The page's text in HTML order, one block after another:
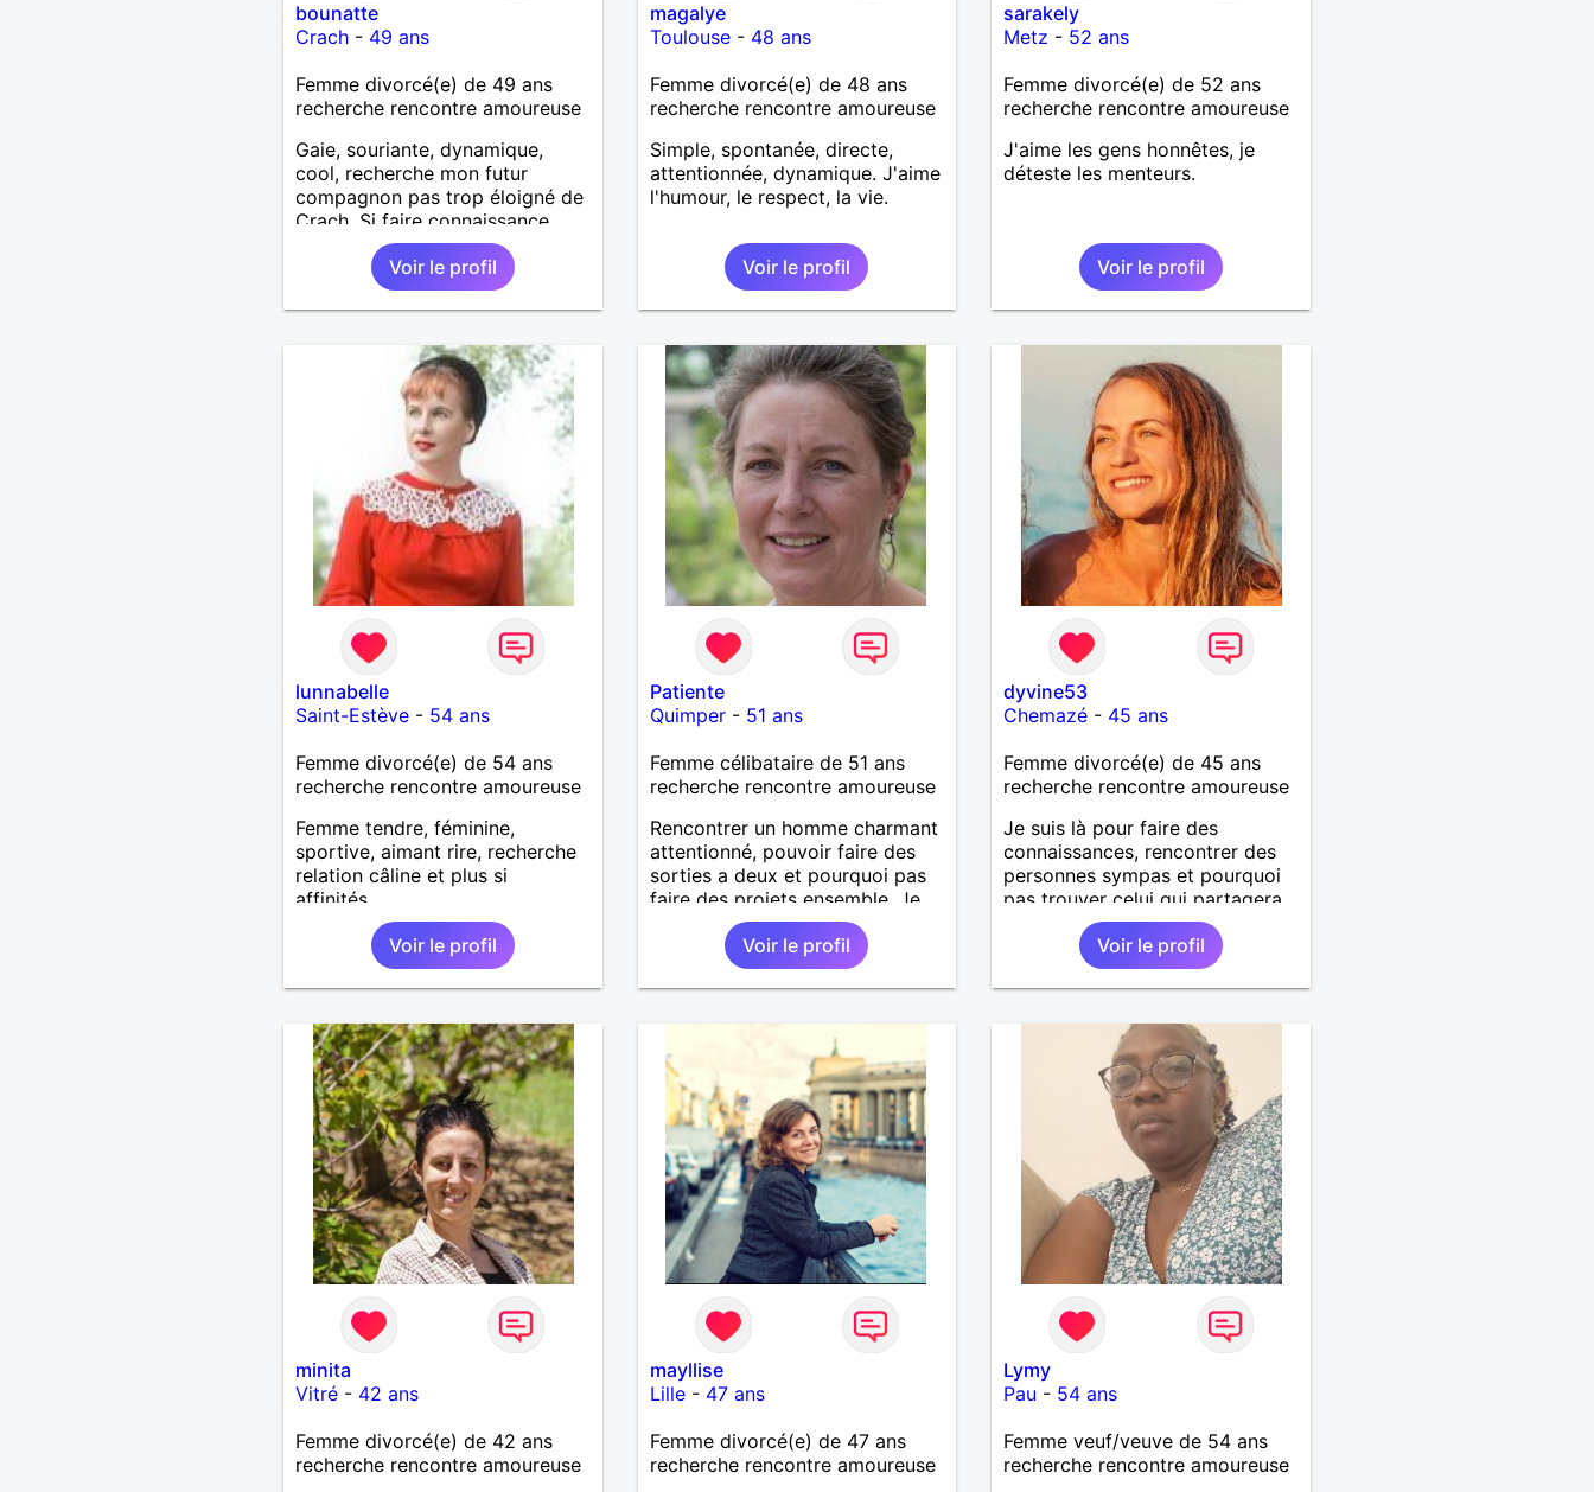
bounatte
Crach- 49 ans
Femme divorcé(e) de 49 ans
recherche rencontre amoureuse
Gaie, souriante, dynamique,
cool, recherche mon futur
compagnon pas trop éloigné de
Crach. Si faire connaissance
dans la bonne humeur te tente
et que les pouvoir de la
séduction opère, une rencontre
galante s'imposera !
Voir le profil
magalye
Toulouse- 48 ans
Femme divorcé(e) de 48 ans
recherche rencontre amoureuse
Simple, spontanée, directe,
attentionnée, dynamique. J'aime
l'humour, le respect, la vie.
Voir le profil
sarakely
Metz - 52 ans
Femme divorcé(e) de 52 ans
recherche rencontre amoureuse
J'aime les gens honnêtes, je
déteste les menteurs.
Voir le profil
lunnabelle
Saint-Estève- 54 ans
Femme divorcé(e) de 54 ans
recherche rencontre amoureuse
Femme tendre, féminine,
sportive, aimant rire, recherche
relation câline et plus si
affinités.
Voir le profil
Patiente
Quimper- 51 ans
Femme célibataire de 51 ans
recherche rencontre amoureuse
Rencontrer un homme charmant
attentionné, pouvoir faire des
sorties a deux et pourquoi pas
faire des projets ensemble. Je
fait un peu de fitness, balade,
shoping et autre.Voir le profil
dyvine53
Chemazé - 45 ans
Femme divorcé(e) de 45 ans
recherche rencontre amoureuse
Je suis là pour faire des
connaissances, rencontrer des
personnes sympas et pourquoi
pas trouver celui qui partagera
un bout de chemin avec moi.
Voir le profil
minita
Vitré- 42 ans
Femme divorcé(e) de 42 ans
recherche rencontre amoureuse
mayllise
Lille- 47 ans
Femme divorcé(e) de 47 ans
recherche rencontre amoureuse
Lymy
Pau - 54 ans
Femme veuf/veuve de 54 ans
recherche rencontre amoureuse